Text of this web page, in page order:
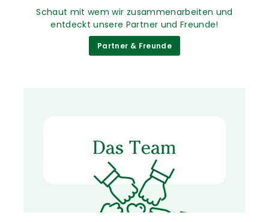
Schaut mit wem wir zusammenarbeiten und
entdeckt unsere Partner und Freunde!
Partner & Freunde